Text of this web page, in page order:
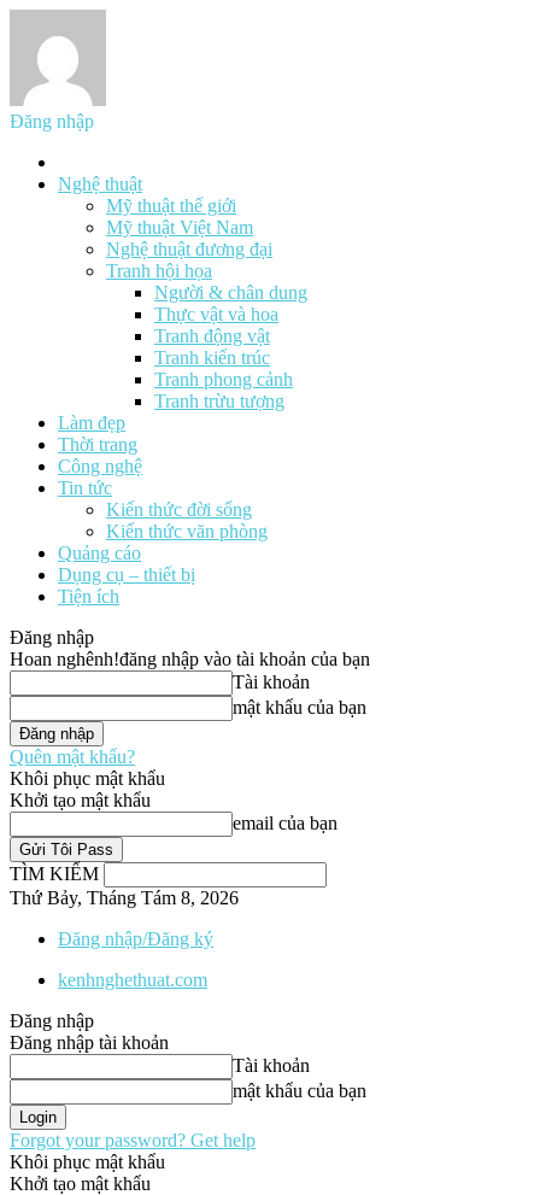
Đăng nhập
Nghệ thuật
Mỹ thuật thế giới
Mỹ thuật Việt Nam
Nghệ thuật đương đại
Tranh hội họa
Người & chân dung
Thực vật và hoa
Tranh động vật
Tranh kiến trúc
Tranh phong cảnh
Tranh trừu tượng
Làm đẹp
Thời trang
Công nghệ
Tin tức
Kiến thức đời sống
Kiến thức văn phòng
Quảng cáo
Dụng cụ – thiết bị
Tiện ích
Đăng nhập
Hoan nghênh!đăng nhập vào tài khoản của bạn
Tài khoản
mật khẩu của bạn
Quên mật khẩu?
Khôi phục mật khẩu
Khởi tạo mật khẩu
email của bạn
TÌM KIẾM
Thứ Bảy, Tháng Tám 8, 2026
Đăng nhập/Đăng ký
kenhnghethuat.com
Đăng nhập
Đăng nhập tài khoản
Tài khoản
mật khẩu của bạn
Forgot your password? Get help
Khôi phục mật khẩu
Khởi tạo mật khẩu